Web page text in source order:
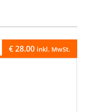
€28.00 inkl. MwSt.